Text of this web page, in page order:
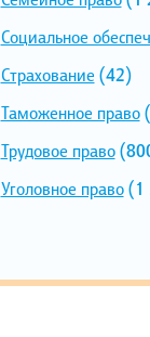
Социальное
Страхование (42)
Таможенное право
Трудовое право
Уголовное право(1